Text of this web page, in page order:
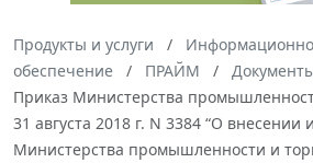
Продукты и услуги
обеспечение
ПРАЙМ
Приказ Министерства
31 августа 2018 г. N 3384 “О
Министерства промышленности и